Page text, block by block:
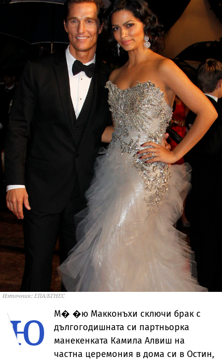
Източник: ЕПА/БГНЕС
М�
ю
�ю Макконъхи сключи брак с
дългогодишната си партньорка
манекенката Камила Алвиш на
частна церемония в дома си в Остин,